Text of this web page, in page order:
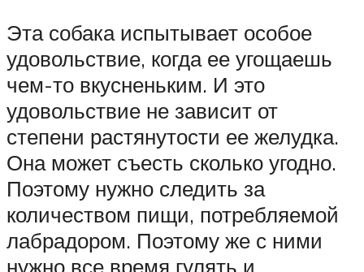
Эта собака испытывает особое
удовольствие, когда ее угощаешь
чем-то вкусненьким. И это
удовольствие не зависит от
степени растянутости ее желудка.
Она может съесть сколько угодно.
Поэтому нужно следить за
количеством пищи, потребляемой
лабрадором. Поэтому же с ними
нужно все время гулять и